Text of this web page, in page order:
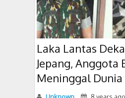
Laka Lantas
Jepang, Anggota
Meninggal Dunia
Unknown 8 years ago